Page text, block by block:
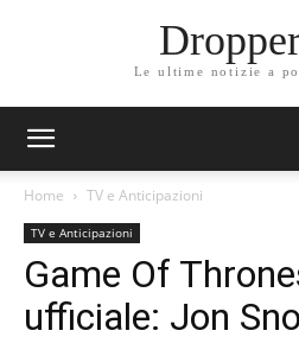
Le ultime notizie a
Home TV e Anticipazioni
TV e Anticipazioni
Game Of
ufficiale: Jon